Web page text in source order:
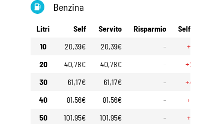
Benzina
Litri Self Servito Risparmio Self 30gg
10
20,39€ 20,39€ -
+1,40€
20
40,78€ 40,78€ -
+2,80€
30
61,17€ 61,17€ -
+4,20€
40
81,56€ 81,56€ -
+5,60€
50
101,95€ 101,95€ -
+7,00€